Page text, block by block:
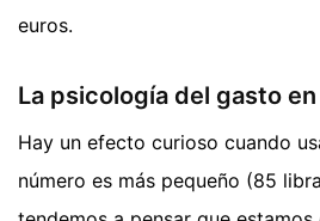
euros.
La psicología del gasto
Hay un efecto curioso cuando
número es más pequeño (85